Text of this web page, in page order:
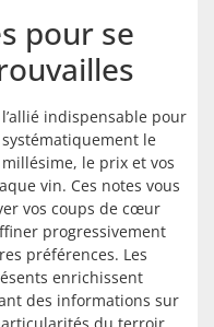
pour se
indispensable pour
le
le prix et vos
vin. Ces notes vous
vos coups de cœur
progressivement
préférences. Les
enrichissent
des informations sur